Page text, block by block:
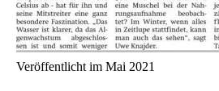
Veröffentlicht im Mai 2021